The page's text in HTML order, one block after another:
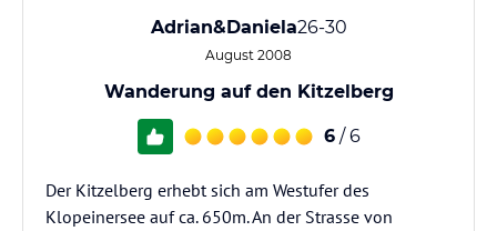
Adrian&Daniela26-30
August 2008
Wanderung auf den Kitzelberg
6 / 6
Der Kitzelberg erhebt sich am Westufer des
Klopeinersee auf ca. 650m. An der Strasse von